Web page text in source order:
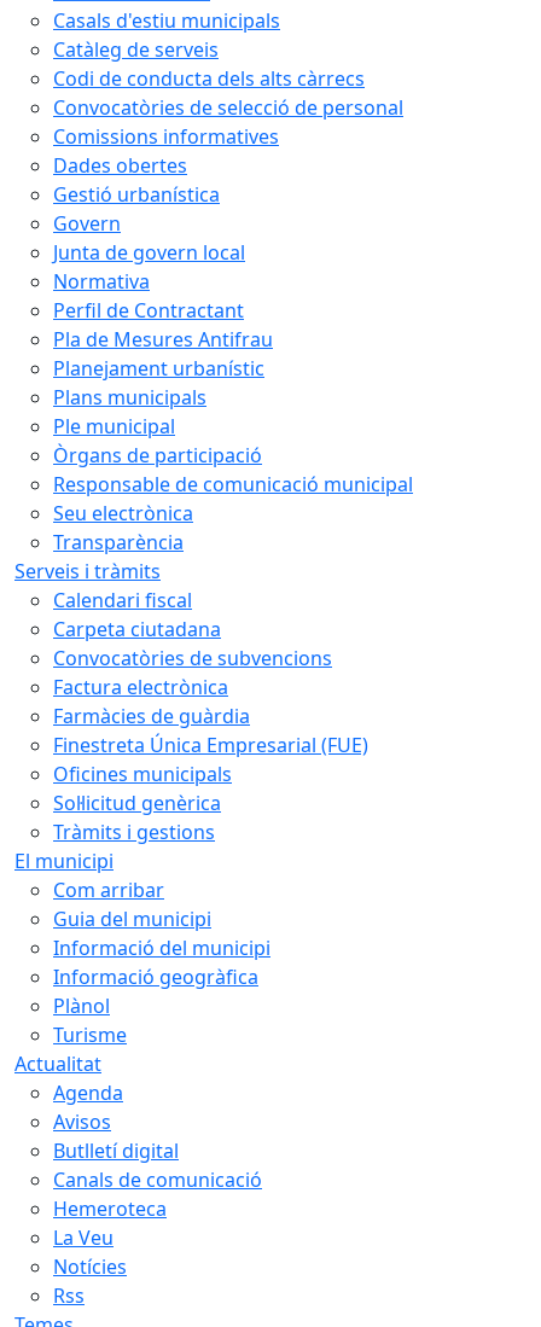
Casals d'estiu municipals
Catàleg de serveis
Codi de conducta dels alts càrrecs
Convocatòries de selecció de personal
Comissions informatives
Dades obertes
Gestió urbanística
Govern
Junta de govern local
Normativa
Perfil de Contractant
Pla de Mesures Antifrau
Planejament urbanístic
Plans municipals
Ple municipal
Òrgans de participació
Responsable de comunicació municipal
Seu electrònica
Transparència
Serveis i tràmits
Calendari fiscal
Carpeta ciutadana
Convocatòries de subvencions
Factura electrònica
Farmàcies de guàrdia
Finestreta Única Empresarial (FUE)
Oficines municipals
Sol·licitud genèrica
Tràmits i gestions
El municipi
Com arribar
Guia del municipi
Informació del municipi
Informació geogràfica
Plànol
Turisme
Actualitat
Agenda
Avisos
Butlletí digital
Canals de comunicació
Hemeroteca
La Veu
Notícies
Rss